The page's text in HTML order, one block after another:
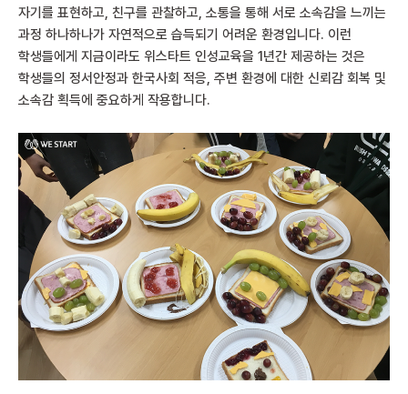
자기를 표현하고, 친구를 관찰하고, 소통을 통해 서로 소속감을 느끼는
과정 하나하나가 자연적으로 습득되기 어려운 환경입니다. 이런
학생들에게 지금이라도 위스타트 인성교육을 1년간 제공하는 것은
학생들의 정서안정과 한국사회 적응, 주변 환경에 대한 신뢰감 회복 및
소속감 획득에 중요하게 작용합니다.